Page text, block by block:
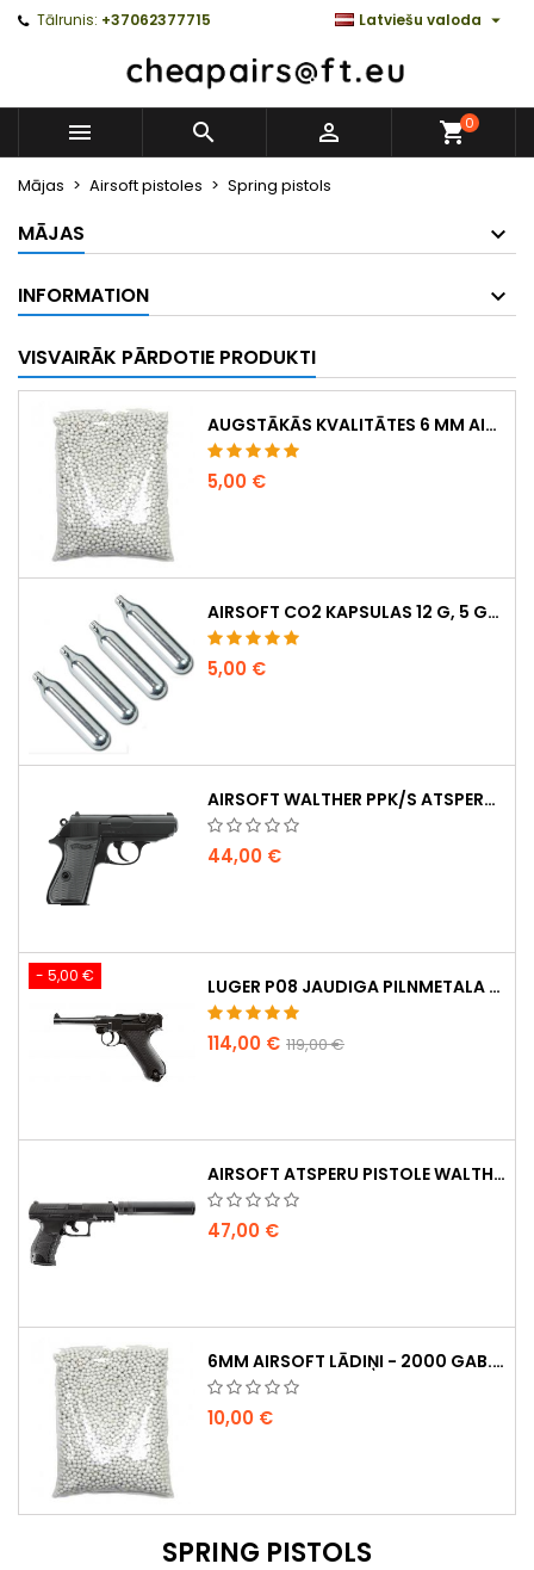
Tālrunis: +37062377715 Latviešu valoda 
   0
Mājas Airsoft pistoles Spring pistols
MĀJAS
INFORMATION
VISVAIRĀK PĀRDOTIE PRODUKTI
AUGSTĀKĀS KVALITĀTES 6 MM AIRSOFT LODĪTES 0,20 G – 1000 GAB., NEAIZĶERAS, PRECĪZA ŠAUŠANA
5,00 €
AIRSOFT CO2 KAPSULAS 12 G, 5 GAB. IEPAKOJUMĀ – RAŽOTAS UNGĀRIJĀ, ES, AUGSTĀKĀ KVALITĀTE
5,00 €
AIRSOFT WALTHER PPK/S ATSPERU PISTOLE
44,00 €
- 5,00 € LUGER P08 JAUDIGA PILNMETALA CO2 AIRSOFT PISTOLE - UMAREX LEGENDS
114,00 € 119,00 €
AIRSOFT ATSPERU PISTOLE WALTHER PPQ NAVY AR KLUSINĀTĀJU
47,00 €
6MM AIRSOFT LĀDIŅI - 2000 GAB., 0,20G, AUGSTAS KVALITĀTES
10,00 €
SPRING PISTOLS